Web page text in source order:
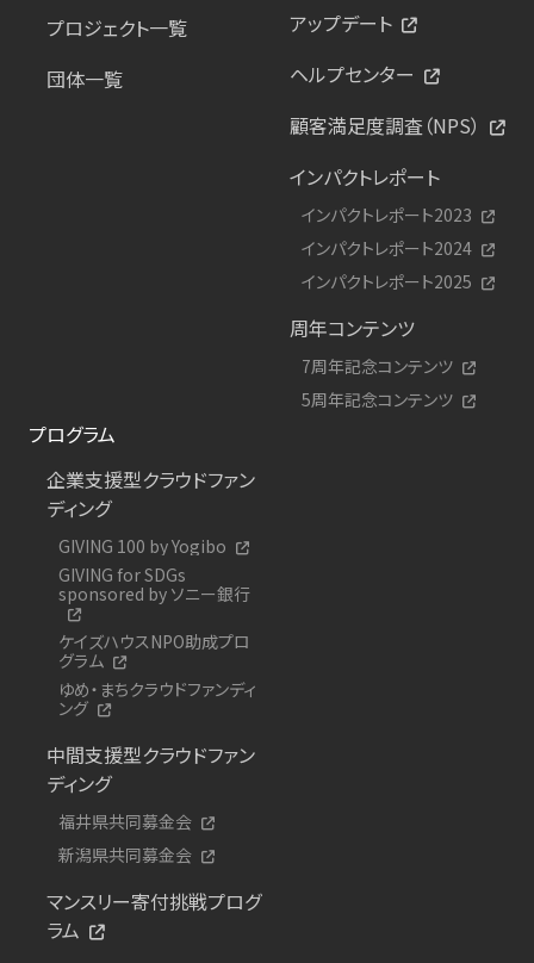
プロジェクト一覧
団体一覧
アップデート
ヘルプセンター
顧客満足度調査（NPS）
インパクトレポート
インパクトレポート2023
インパクトレポート2024
インパクトレポート2025
周年コンテンツ
7周年記念コンテンツ
5周年記念コンテンツ
プログラム
企業支援型クラウドファン
ディング
GIVING 100 by Yogibo
GIVING for SDGs
sponsored by ソニー銀行
ケイズハウスNPO助成プロ
グラム
ゆめ・まちクラウドファンディ
ング
中間支援型クラウドファン
ディング
福井県共同募金会
新潟県共同募金会
マンスリー寄付挑戦プログ
ラム